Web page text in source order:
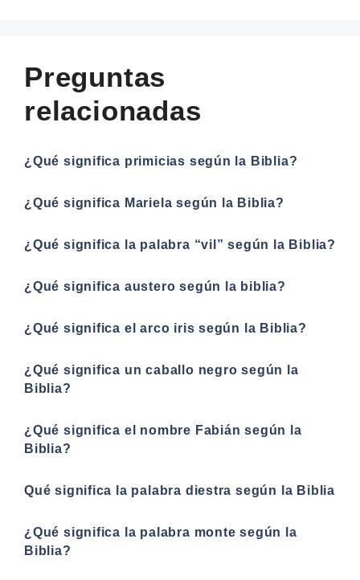
Preguntas
relacionadas
¿Qué significa primicias según la Biblia?
¿Qué significa Mariela según la Biblia?
¿Qué significa la palabra “vil” según la Biblia?
¿Qué significa austero según la biblia?
¿Qué significa el arco iris según la Biblia?
¿Qué significa un caballo negro según la
Biblia?
¿Qué significa el nombre Fabián según la
Biblia?
Qué significa la palabra diestra según la Biblia
¿Qué significa la palabra monte según la
Biblia?